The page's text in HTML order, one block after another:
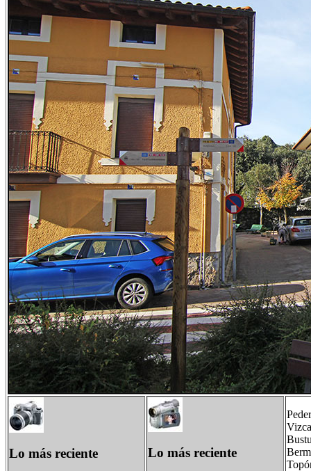
Lo más reciente Lo más reciente